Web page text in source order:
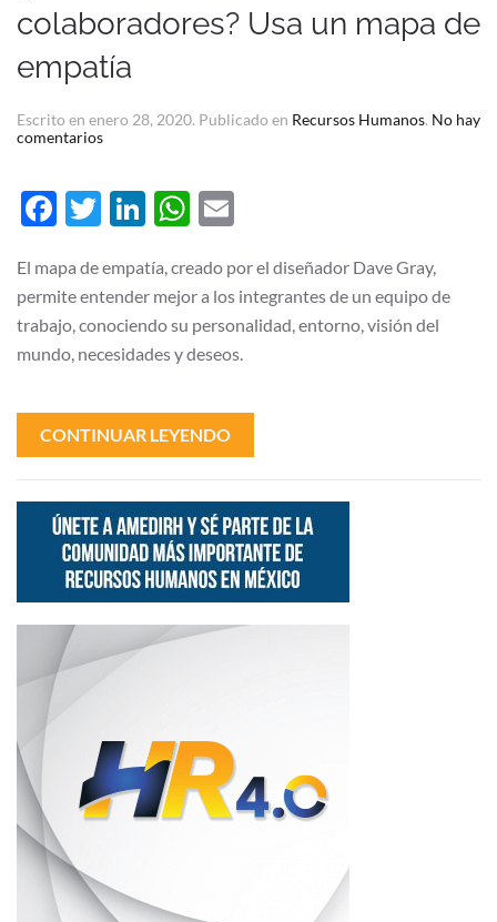
colaboradores? Usa un mapa de
empatía
Escrito en enero 28, 2020. Publicado en Recursos Humanos. No hay
comentariosen
tus
colaboradores?
Usa
de
empatía
Facebook
Twitter
LinkedIn
WhatsApp
El mapa de empatía, creado por el diseñador Dave Gray,
permite entender mejor a los integrantes de un equipo de
trabajo, conociendo su personalidad, entorno, visión del
mundo, necesidades y deseos.
CONTINUAR LEYENDO